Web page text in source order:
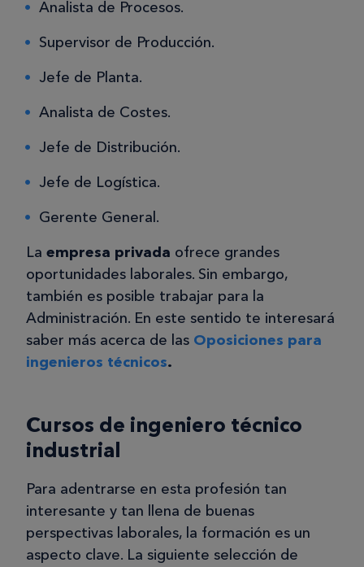
Analista de Procesos.
Supervisor de Producción.
Jefe de Planta.
Analista de Costes.
Jefe de Distribución.
Jefe de Logística.
Gerente General.
La empresa privada ofrece grandes
oportunidades laborales. Sin embargo,
también es posible trabajar para la
Administración. En este sentido te interesará
saber más acerca de las Oposiciones para
ingenieros técnicos.
Cursos de ingeniero técnico
industrial
Para adentrarse en esta profesión tan
interesante y tan llena de buenas
perspectivas laborales, la formación es un
aspecto clave. La siguiente selección de